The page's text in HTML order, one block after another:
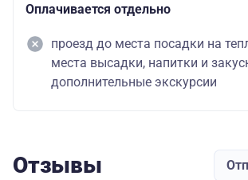
Оплачивается отдельно
проезд до места посадки на
места высадки, напитки и
дополнительные экскурсии
Отзывы